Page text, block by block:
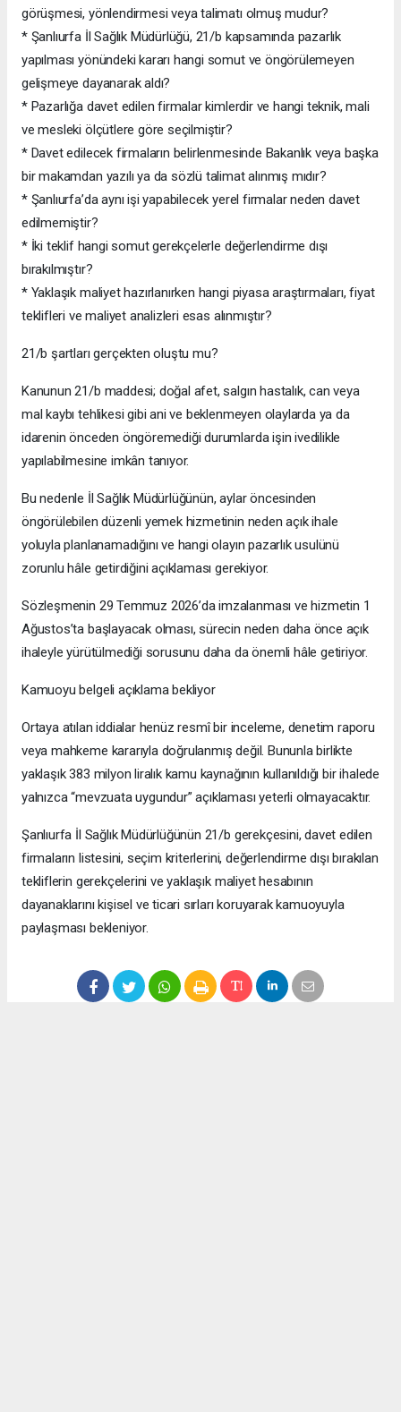
görüşmesi, yönlendirmesi veya talimatı olmuş mudur?
* Şanlıurfa İl Sağlık Müdürlüğü, 21/b kapsamında pazarlık
yapılması yönündeki kararı hangi somut ve öngörülemeyen
gelişmeye dayanarak aldı?
* Pazarlığa davet edilen firmalar kimlerdir ve hangi teknik, mali
ve mesleki ölçütlere göre seçilmiştir?
* Davet edilecek firmaların belirlenmesinde Bakanlık veya başka
bir makamdan yazılı ya da sözlü talimat alınmış mıdır?
* Şanlıurfa’da aynı işi yapabilecek yerel firmalar neden davet
edilmemiştir?
* İki teklif hangi somut gerekçelerle değerlendirme dışı
bırakılmıştır?
* Yaklaşık maliyet hazırlanırken hangi piyasa araştırmaları, fiyat
teklifleri ve maliyet analizleri esas alınmıştır?
21/b şartları gerçekten oluştu mu?
Kanunun 21/b maddesi; doğal afet, salgın hastalık, can veya
mal kaybı tehlikesi gibi ani ve beklenmeyen olaylarda ya da
idarenin önceden öngöremediği durumlarda işin ivedilikle
yapılabilmesine imkân tanıyor.
Bu nedenle İl Sağlık Müdürlüğünün, aylar öncesinden
öngörülebilen düzenli yemek hizmetinin neden açık ihale
yoluyla planlanamadığını ve hangi olayın pazarlık usulünü
zorunlu hâle getirdiğini açıklaması gerekiyor.
Sözleşmenin 29 Temmuz 2026’da imzalanması ve hizmetin 1
Ağustos’ta başlayacak olması, sürecin neden daha önce açık
ihaleyle yürütülmediği sorusunu daha da önemli hâle getiriyor.
Kamuoyu belgeli açıklama bekliyor
Ortaya atılan iddialar henüz resmî bir inceleme, denetim raporu
veya mahkeme kararıyla doğrulanmış değil. Bununla birlikte
yaklaşık 383 milyon liralık kamu kaynağının kullanıldığı bir ihalede
yalnızca “mevzuata uygundur” açıklaması yeterli olmayacaktır.
Şanlıurfa İl Sağlık Müdürlüğünün 21/b gerekçesini, davet edilen
firmaların listesini, seçim kriterlerini, değerlendirme dışı bırakılan
tekliflerin gerekçelerini ve yaklaşık maliyet hesabının
dayanaklarını kişisel ve ticari sırları koruyarak kamuoyuyla
paylaşması bekleniyor.